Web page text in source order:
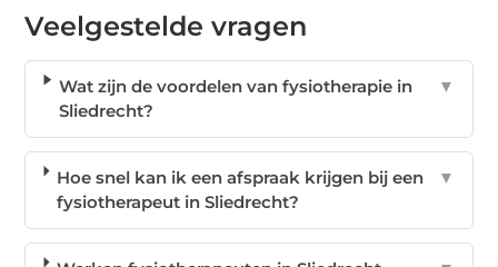
Veelgestelde vragen
Wat zijn de voordelen van fysiotherapie in
Sliedrecht?
▼
Hoe snel kan ik een afspraak krijgen bij een
fysiotherapeut in Sliedrecht?
▼